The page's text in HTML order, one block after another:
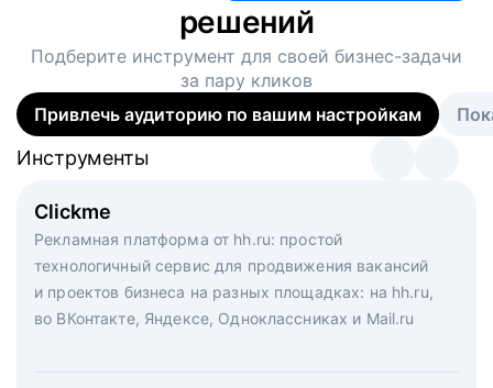
решений
Подберите инструмент для своей бизнес-задачи
за пару кликов
Привлечь аудиторию по вашим настройкам
Clickme
Рекламная платформа от hh.ru: простой
технологичный сервис для продвижения вакансий
и проектов бизнеса на разных площадках: на hh.ru,
во ВКонтакте, Яндексе, Одноклассниках и Mail.ru
Инструменты
Вакансия дня
Рекламный формат для вакансий на главной странице
hh.ru. Увеличивает количество откликов
Инструменты
Массовый подбор под ключ. Решите, сколько
кандидатов и когда вам нужно, и за дело возьмутся
маркетологи, рекрутеры и проектные менеджеры
hh.ru с целым набором digital-инструментов
Инструменты